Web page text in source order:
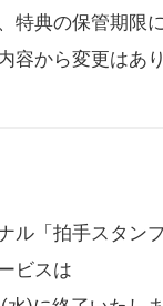
特典の保管期限
容から変更はあり
ル「拍手スタン
ビスは